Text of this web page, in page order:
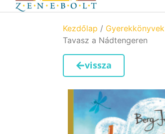
Kezdőlap / Gyerekkönyvek
Tavasz a Nádtengeren
vissza